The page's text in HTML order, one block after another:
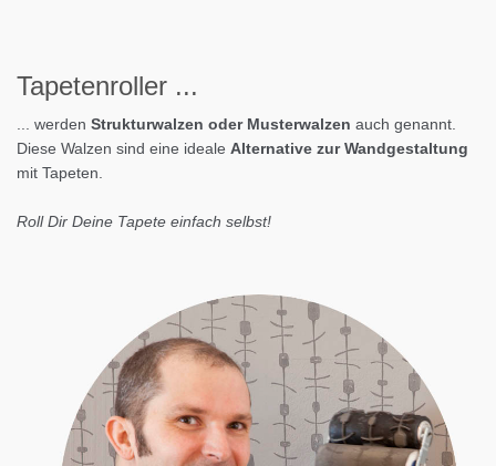
Tapetenroller ...
... werden Strukturwalzen oder Musterwalzen auch genannt.
Diese Walzen sind eine ideale Alternative zur Wandgestaltung
mit Tapeten.
Roll Dir Deine Tapete einfach selbst!